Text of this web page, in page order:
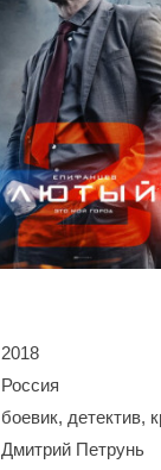
2018
Россия
боевик, детектив,
Дмитрий Петрунь